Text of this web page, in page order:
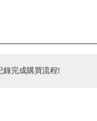
錄完成購買流程!